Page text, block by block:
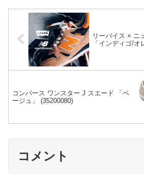
リーバイス × ニ
「インディゴ/オ
コンバース ワンスター J スエード 「ベ
ージュ」 (35200080)
コメント